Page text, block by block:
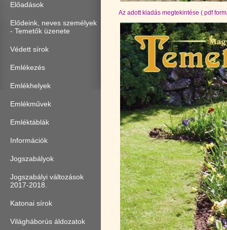
Előadások
Elődeink, neves személyek
- Temetők üzenete
Védett sírok
Emlékezés
Emlékhelyek
Emlékművek
Emléktáblák
Információk
Jogszabályok
Jogszabályi változások
2017-2018.
Katonai sírok
Világháborús áldozatok
Az adott kiadás megtekintése ( pdf